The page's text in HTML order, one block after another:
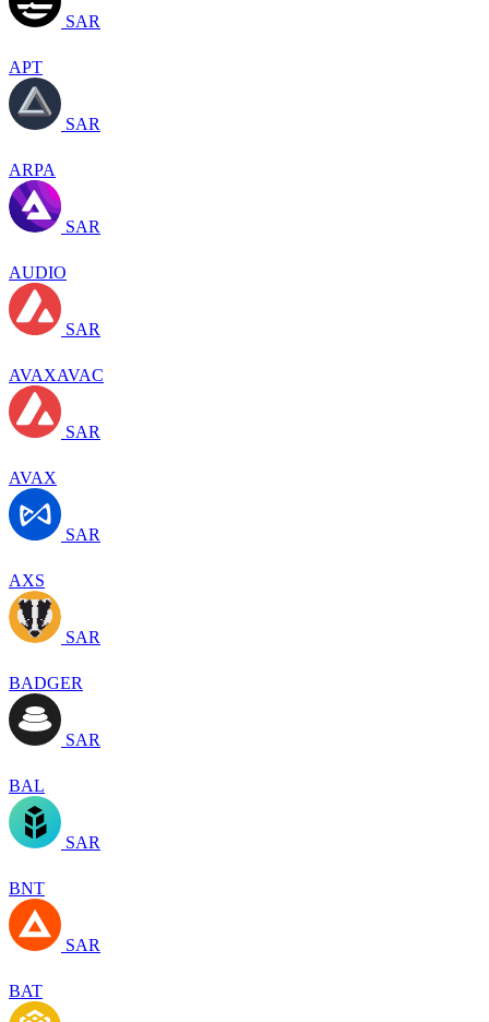
SAR
APT
SAR
ARPA
SAR
AUDIO
SAR
AVAXAVAC
SAR
AVAX
SAR
AXS
SAR
BADGER
SAR
BAL
SAR
BNT
SAR
BAT